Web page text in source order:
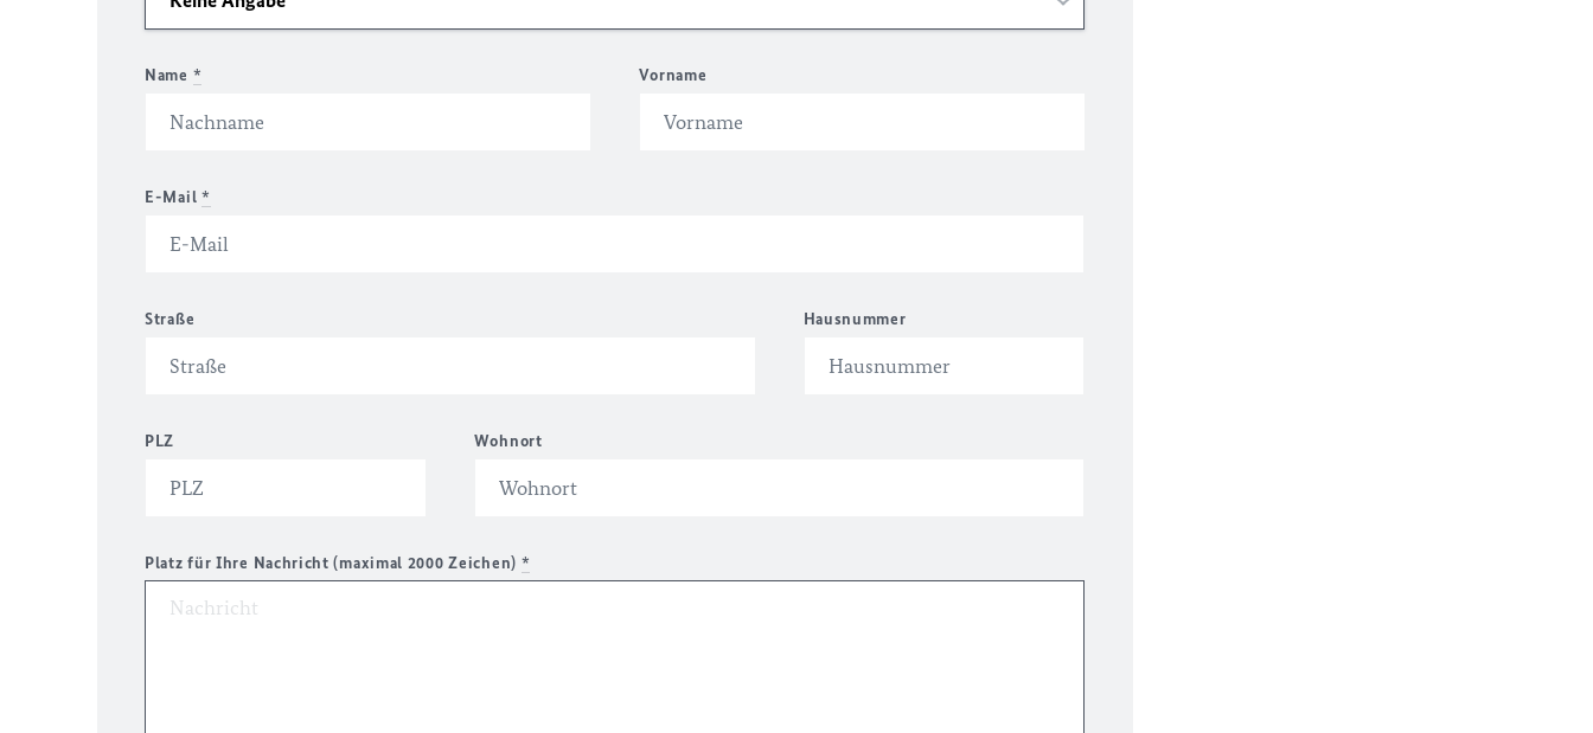
Name * Vorname
E-Mail *
Straße Hausnummer
PLZ Wohnort
Platz für Ihre Nachricht (maximal 2000 Zeichen) *